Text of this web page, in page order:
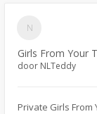
Girls From Your
door NLTeddy
Private Girls From